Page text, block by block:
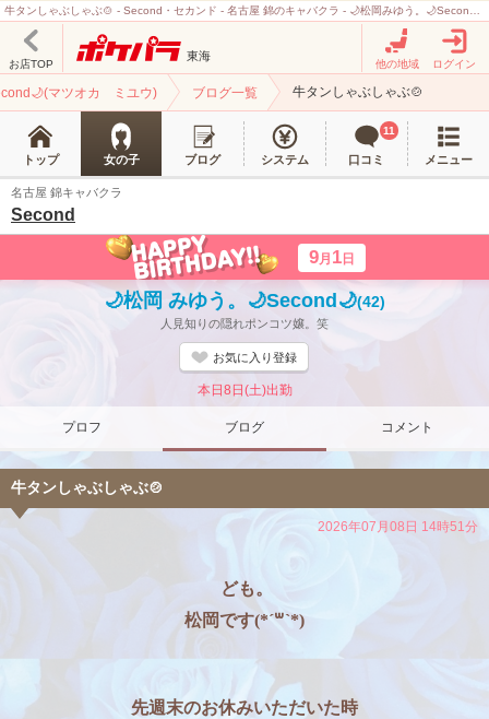
お店TOP
東海
他の地域 ログイン
マツオカ ミユウ) ブログ一覧 牛タンしゃぶしゃぶ🍲
トップ 女の子 ブログ システム 口コミ
11
メニュー
名古屋 錦キャバクラ
Second
9月 1日
🌙松岡 みゆう。🌙Second🌙(42)
人見知りの隠れポンコツ嬢。笑
お気に入り登録
本日8日(土)出勤
プロフ ブログ コメント
牛タンしゃぶしゃぶ🍲
2026年07月08日 14時51分
ども。
松岡です(*´꒳`*)
先週末のお休みいただいた時